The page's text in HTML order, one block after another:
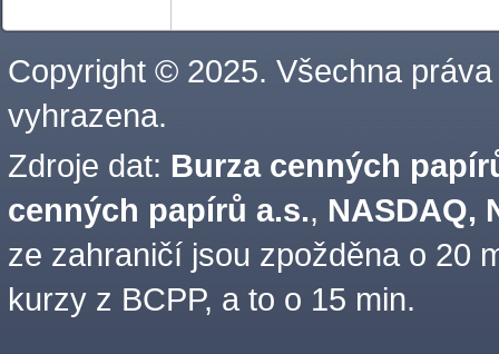
Copyright © 2025. Všechna práva
vyhrazena.
Zdroje dat: Burza cenných
cenných papírů a.s., NASDAQ,
ze zahraničí jsou zpožděna o 20
kurzy z BCPP, a to o 15 min.